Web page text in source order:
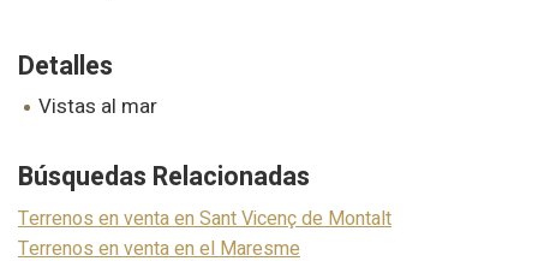
Detalles
vistas al mar
Búsquedas Relacionadas
Terrenos en venta en Sant Vicenç de Montalt
Terrenos en venta en el Maresme
Modificar cookies
Técnicas y funcionales
Este sitio web utiliza Cookies propias para recopilar
información con la finalidad de mejorar nuestros servicios.